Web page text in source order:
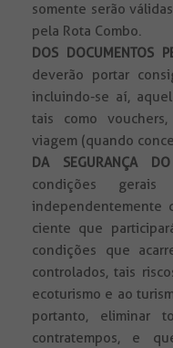
somente serão
pela Rota Combo.
DOS DOCUMENTOS
deverão portar
incluindo-se aí,
tais como
viagem (quando
DA SEGURANÇA
condições
independentemente
ciente que
condições que
controlados, tais
ecoturismo e ao
portanto, eliminar
contratempos, e